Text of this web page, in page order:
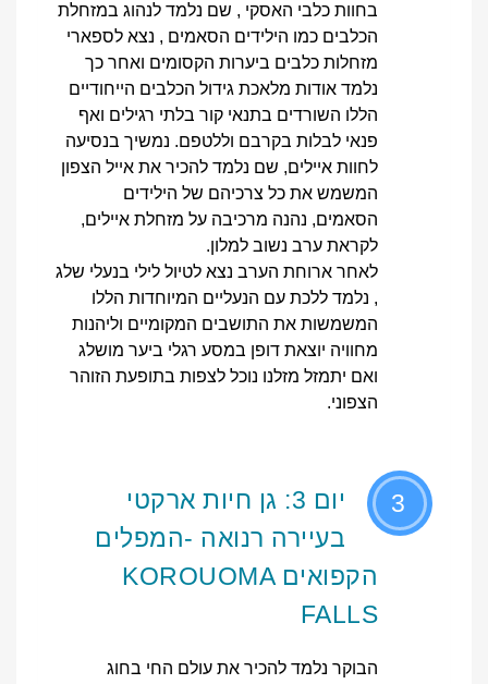
בחוות כלבי האסקי , שם נלמד לנהוג במזחלת
הכלבים כמו הילידים הסאמים , נצא לספארי
מזחלות כלבים ביערות הקסומים ואחר כך
נלמד אודות מלאכת גידול הכלבים הייחודיים
הללו השורדים בתנאי קור בלתי רגילים ואף
פנאי לבלות בקרבם וללטפם. נמשיך בנסיעה
לחוות איילים, שם נלמד להכיר את אייל הצפון
המשמש את כל צרכיהם של הילידים
הסאמים, נהנה מרכיבה על מזחלת איילים,
לקראת ערב נשוב למלון.
לאחר ארוחת הערב נצא לטיול לילי בנעלי שלג
, נלמד ללכת עם הנעליים המיוחדות הללו
המשמשות את התושבים המקומיים וליהנות
מחוויה יוצאת דופן במסע רגלי ביער מושלג
ואם יתמזל מזלנו נוכל לצפות בתופעת הזוהר
הצפוני.
3
יום 3: גן חיות ארקטי
בעיירה רנואה -המפלים
הקפואים KOROUOMA
FALLS
הבוקר נלמד להכיר את עולם החי בחוג